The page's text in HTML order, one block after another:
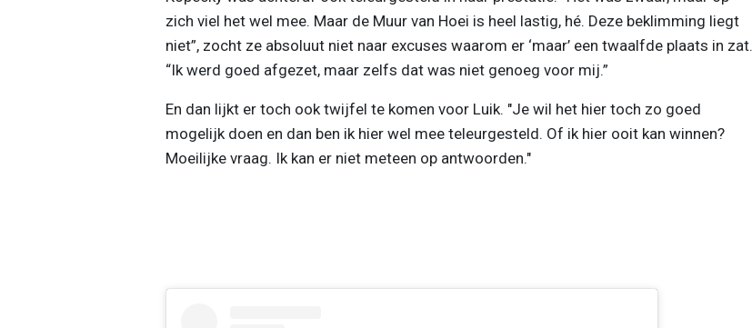
zich viel het wel mee. Maar de Muur van Hoei is heel lastig, hé. Deze beklimming liegt
niet”, zocht ze absoluut niet naar excuses waarom er ‘maar’ een twaalfde plaats in zat.
“Ik werd goed afgezet, maar zelfs dat was niet genoeg voor mij.”
En dan lijkt er toch ook twijfel te komen voor Luik. "Je wil het hier toch zo goed
mogelijk doen en dan ben ik hier wel mee teleurgesteld. Of ik hier ooit kan winnen?
Moeilijke vraag. Ik kan er niet meteen op antwoorden."